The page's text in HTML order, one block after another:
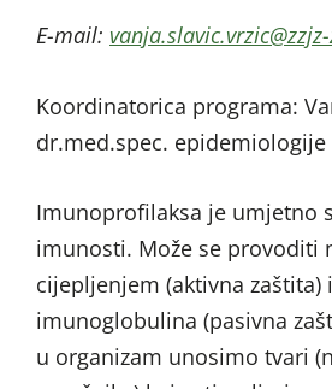
E-mail: @cizrv.civals.ajnav
Koordinatorica programa:
dr.med.spec. epidemiologije
Imunoprofilaksa je umjetno
imunosti. Može se provoditi
cijepljenjem (aktivna zaštita)
imunoglobulina (pasivna
u organizam unosimo tvari